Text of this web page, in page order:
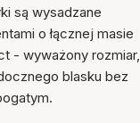
są wysadzane
o łącznej masie
- wyważony rozmiar,
blasku bez